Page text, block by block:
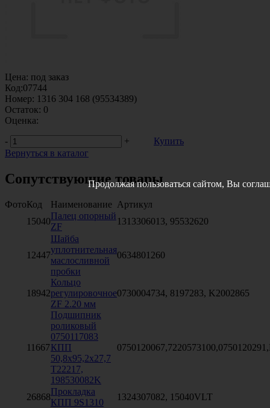
Цена: под заказ
Код:07744
Номер: 1316 304 168 (95534389)
Остаток: 0
Оценка:
-
+
Купить
Вернуться в каталог
Сопутствующие товары
ФотоКод Наименование Артикул
15040
Палец опорный
ZF
1313306013, 95532620
12447
Шайба
уплотнительная
маслосливной
пробки
0634801260
18942
Кольцо
регулировочное
ZF 2.20 мм
0730004734, 8197283, K2002865
11667
Подшипник
роликовый
0750117083
КПП
50,8х95,2х27,7
T22217,
198530082K
26868
Прокладка
КПП 9S1310
1324307082, 15040VLT
Продолжая пользоваться сайтом, Вы